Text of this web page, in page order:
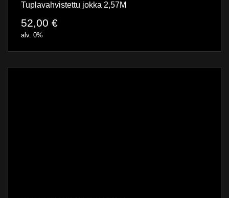
Tuplavahvistettu jokka 2,57M
52,00 €
alv. 0%